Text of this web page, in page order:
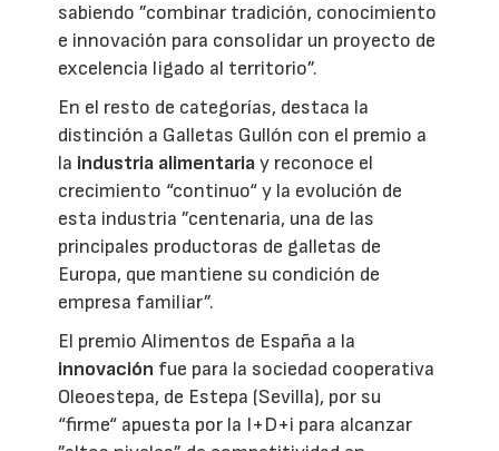
sabiendo ”combinar tradición, conocimiento
e innovación para consolidar un proyecto de
excelencia ligado al territorio”.
En el resto de categorías, destaca la
distinción a Galletas Gullón con el premio a
la industria alimentariay reconoce el
crecimiento “continuo“ y la evolución de
esta industria ”centenaria, una de las
principales productoras de galletas de
Europa, que mantiene su condición de
empresa familiar”.
El premio Alimentos de España a la
innovación fue para la sociedad cooperativa
Oleoestepa, de Estepa (Sevilla), por su
“firme“ apuesta por la I+D+i para alcanzar